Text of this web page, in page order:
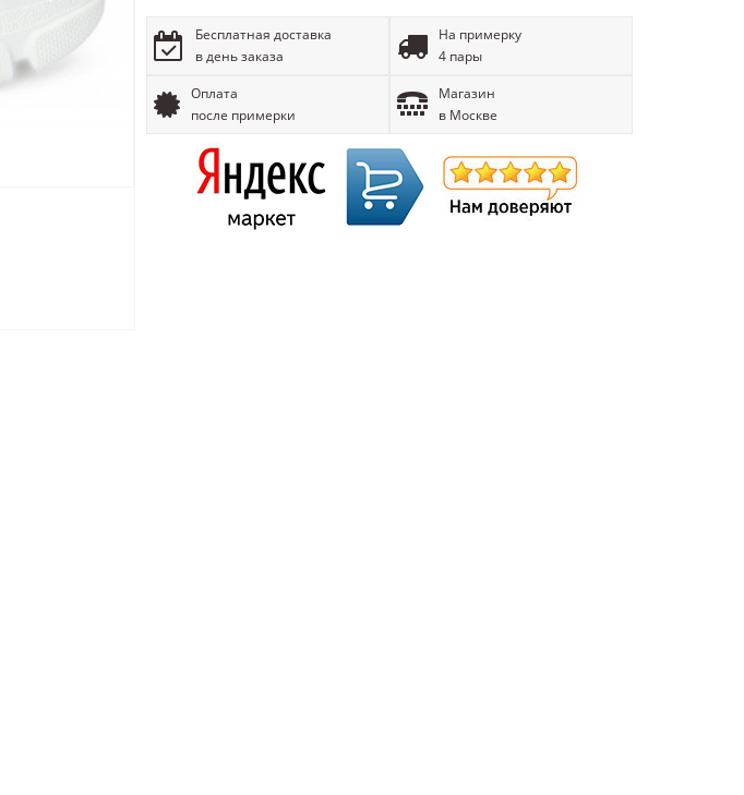
Бесплатная доставка
в день заказа
На примерку
4 пары
Оплата
после примерки
Магазин
в Москве